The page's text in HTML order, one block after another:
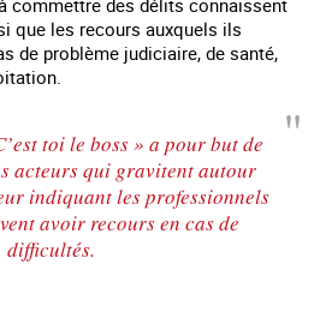
commettre des délits connaissent
que les recours auxquels ils
de problème judiciaire, de santé,
toi le boss » a pour but de
acteurs qui gravitent autour
indiquant les professionnels
avoir recours en cas de
difficultés.